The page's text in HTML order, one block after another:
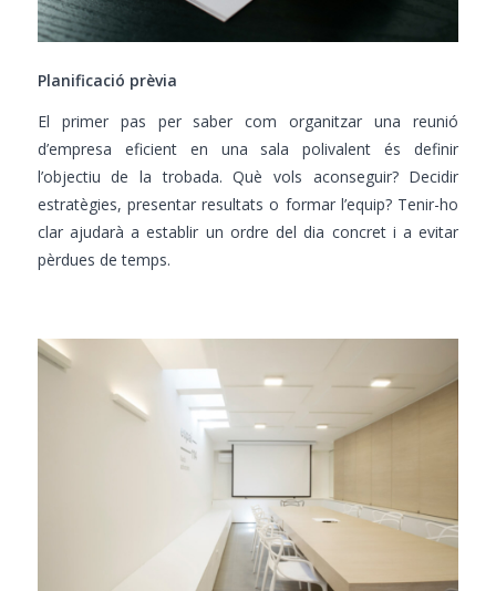
Planificació prèvia
El primer pas per saber com organitzar una reunió
d’empresa eficient en una sala polivalent és definir
l’objectiu de la trobada. Què vols aconseguir? Decidir
estratègies, presentar resultats o formar l’equip? Tenir-ho
clar ajudarà a establir un ordre del dia concret i a evitar
pèrdues de temps.